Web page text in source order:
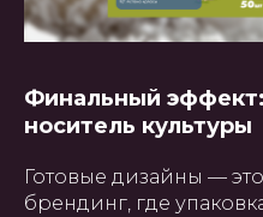
Финальный эффект:
носитель культуры
Готовые дизайны —
брендинг, где
Создание, поддержка и
продвижение сайтов в
БАННЕРЫ
INSTAGRAM
ПОЛЬЗОВАТЕЛЬСКОЕ
СОГЛАШЕНИЕ